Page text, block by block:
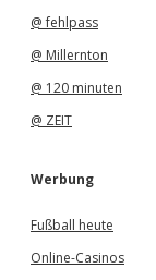
@ fehlpass
@ Millernton
@ 120 minuten
@ ZEIT
Werbung
Fußball heute
Online-Casinos